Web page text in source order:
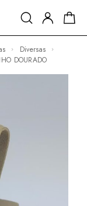
Diversas
DOURADO